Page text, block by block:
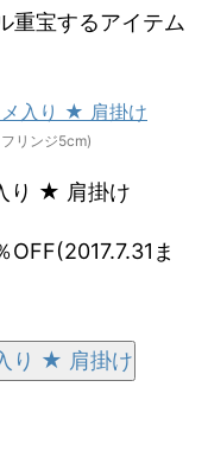
重宝するアイテム
リンジ5cm)
り ★ 肩掛け
ま
り ★ 肩掛け